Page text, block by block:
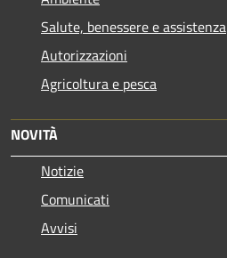
Salute, benessere e assistenza
Autorizzazioni
Agricoltura e pesca
NOVITÀ
Notizie
Comunicati
Avvisi